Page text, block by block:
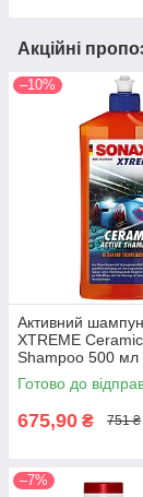
Акційні
–10%
Активний
XTREME
Shampoo 500 мл
Готово до
675,90 ₴ 751 ₴
–7%